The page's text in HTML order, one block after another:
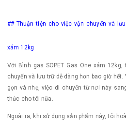
## Thuận tiện cho việc vận chuyển và
xám 12kg
Với Bình gas SOPET Gas One xám
chuyển và lưu trữ dễ dàng hơn bao giờ
gọn và nhẹ, việc di chuyển từ nơi này
thức cho tôi nữa.
Ngoài ra, khi sử dụng sản phẩm này, tôi